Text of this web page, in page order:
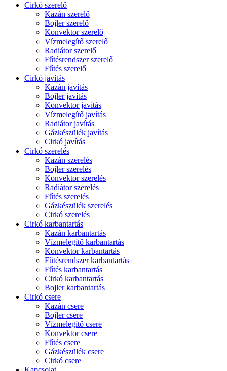
Cirkó szerelő
Kazán szerelő
Bojler szerelő
Konvektor szerelő
Vízmelegítő szerelő
Radiátor szerelő
Fűtésrendszer szerelő
Fűtés szerelő
Cirkó javítás
Kazán javítás
Bojler javítás
Konvektor javítás
Vízmelegítő javítás
Radiátor javítás
Gázkészülék javítás
Cirkó javítás
Cirkó szerelés
Kazán szerelés
Bojler szerelés
Konvektor szerelés
Radiátor szerelés
Fűtés szerelés
Gázkészülék szerelés
Cirkó szerelés
Cirkó karbantartás
Kazán karbantartás
Vízmelegítő karbantartás
Konvektor karbantartás
Fűtésrendszer karbantartás
Fűtés karbantartás
Cirkó karbantartás
Bojler karbantartás
Cirkó csere
Kazán csere
Bojler csere
Vízmelegítő csere
Konvektor csere
Fűtés csere
Gázkészülék csere
Cirkó csere